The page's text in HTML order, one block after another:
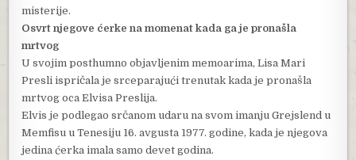
misterije.
Osvrt njegove ćerke na momenat kada ga je pronašla
mrtvog
U svojim posthumno objavljenim memoarima, Lisa Mari
Presli ispričala je srceparajući trenutak kada je pronašla
mrtvog oca Elvisa Preslija.
Elvis je podlegao srčanom udaru na svom imanju Grejslend u
Memfisu u Tenesiju 16. avgusta 1977. godine, kada je njegova
jedina ćerka imala samo devet godina.